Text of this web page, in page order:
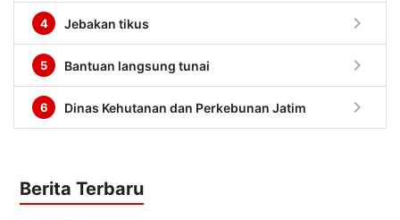
4 Jebakan tikus chevron_right
5 Bantuan langsung tunai chevron_right
6 Dinas Kehutanan dan Perkebunan Jatim chevron_right
Berita Terbaru